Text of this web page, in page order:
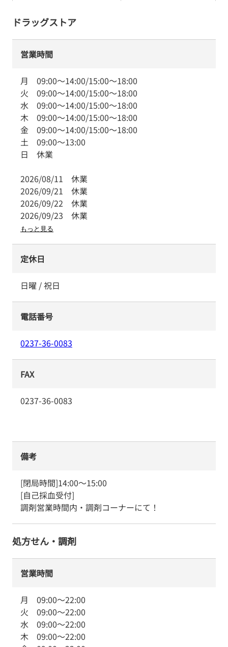
ドラッグストア
営業時間
月 09:00～14:00/15:00～18:00
火 09:00～14:00/15:00～18:00
水 09:00～14:00/15:00～18:00
木 09:00～14:00/15:00～18:00
金 09:00～14:00/15:00～18:00
土 09:00～13:00
日 休業
2026/08/11 休業
2026/09/21 休業
2026/09/22 休業
2026/09/23 休業
もっと見る
定休日
日曜 / 祝日
電話番号
0237-36-0083
FAX
0237-36-0083
備考
[閉局時間]14:00～15:00
[自己採血受付]
調剤営業時間内・調剤コーナーにて！
処方せん・調剤
営業時間
月 09:00～22:00
火 09:00～22:00
水 09:00～22:00
木 09:00～22:00